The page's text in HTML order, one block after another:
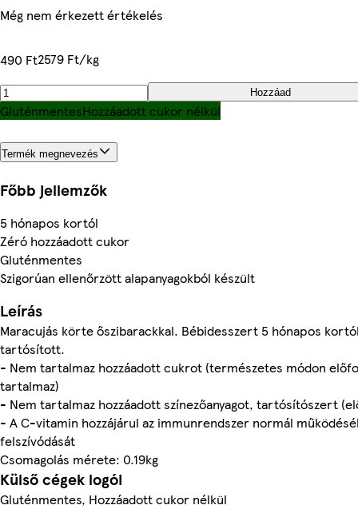
Még nem érkezett értékelés
490 Ft2579 Ft/kg
Hozzáad
GluténmentesHozzáadott cukor nélkül
Termék megnevezés
Főbb jellemzők
5 hónapos kortól
Zéró hozzáadott cukor
Gluténmentes
Szigorúan ellenőrzött alapanyagokból készült
Leírás
Maracujás körte őszibarackkal. Bébidesszert 5 hónapos
tartósított.
- Nem tartalmaz hozzáadott cukrot (természetes módon
tartalmaz)
- Nem tartalmaz hozzáadott színezőanyagot, tartósítószert
- A C-vitamin hozzájárul az immunrendszer normál
felszívódását
Csomagolás mérete: 0.19kg
Külső cégek logói
Gluténmentes, Hozzáadott cukor nélkül